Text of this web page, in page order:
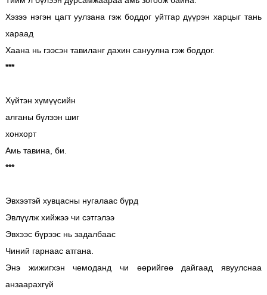
Хэзээ нэгэн цагт уулзана гэж боддог уйтгар дүүрэн харцыг тань
хараад
Хаана нь гээсэн тавиланг дахин сануулна гэж боддог.
***
Хүйтэн хүмүүсийн
алганы бүлээн шиг
хонхорт
Амь тавина, би.
***
Эвхээтэй хувцасны нугалаас бүрд
Эвлүүлж хийжээ чи сэтгэлээ
Эвхээс бүрээс нь задалбаас
Чиний гарнаас атгана.
Энэ жижигхэн чемоданд чи өөрийгөө дайгаад явуулснаа
анзаарахгүй